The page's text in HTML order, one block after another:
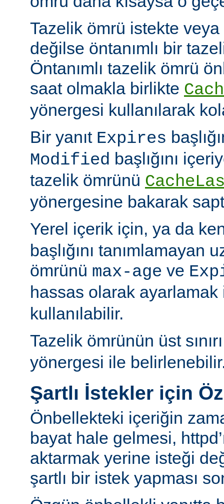
Tazelik ömrü istekte veya
değilse öntanımlı bir
Öntanımlı tazelik ömrü
saat olmakla birlikte
yönergesi kullanılarak
Bir yanıt Expires
Modified başlığını
tazelik ömrünü
yönergesine bakarak
Yerel içerik için, ya da
başlığını tanımlamayan
ömrünü max-age ve
hassas olarak
kullanılabilir.
Tazelik ömrünün üst
yönergesi ile
Şartlı İstekler için
Önbellekteki içeriğin
bayat hale gelmesi,
aktarmak yerine isteği
şartlı bir istek yapması